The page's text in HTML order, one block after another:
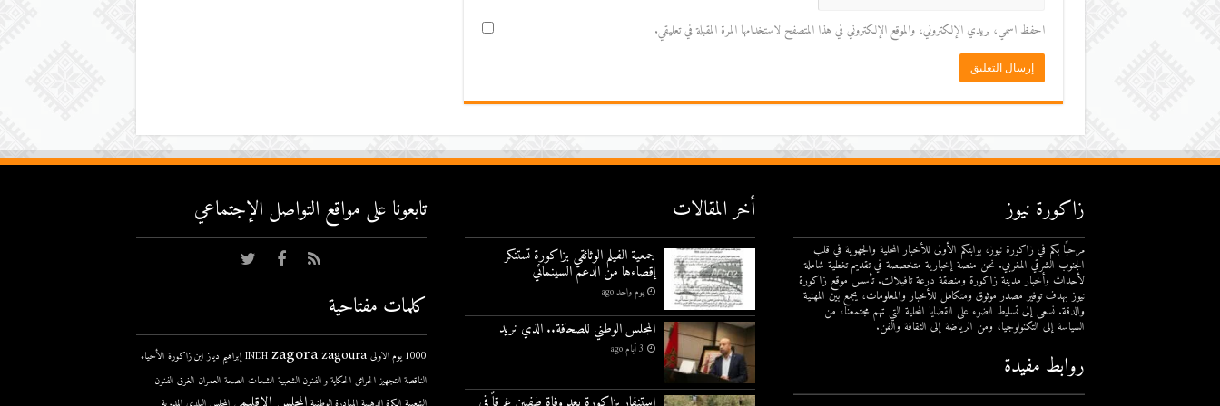
احفظ اسمي، بريدي الإلكتروني، والموقع الإلكتروني في هذا المتصفح لاستخدامها المرة المقبلة في تعليقي.
زاكورة نيوز
مرحبًا بكم في زاكورة نيوز، بوابتكم الأولى للأخبار المحلية والجهوية في قلب
الجنوب الشرقي المغربي. نحن منصة إخبارية متخصصة في تقديم تغطية شاملة
لأحداث وأخبار مدينة زاكورة ومنطقة درعة تافيلالت. تأسس موقع زاكورة
نيوز بهدف توفير مصدر موثوق ومتكامل للأخبار والمعلومات، يجمع بين المهنية
والدقة. نسعى إلى تسليط الضوء على القضايا المحلية التي تهم مجتمعنا، من
السياسة إلى التكنولوجيا، ومن الرياضة إلى الثقافة والفن.
روابط مفيدة
أخر المقالات
جمعية الفيلم الوثائقي بزاكورة تستنكر
إقصاءها من الدعم السينمائي
يوم واحد ago
المجلس الوطني للصحافة.. الذي نريد
3 أيام ago
تابعونا على مواقع التواصل اﻹجتماعي
كلمات مفتاحية
1000 يوم الاولى INDH zagorazagoura إبراهيم دياز ابن زاكورة الأحياء
الناقصة التجهيز الحرائق الحكاية و الفنون الشعبية الشحات الصحة العمران الغرق الفنون